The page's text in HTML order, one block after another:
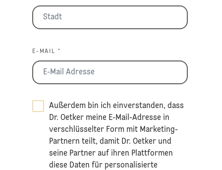
E-MAIL *
Außerdem bin ich einverstanden, dass
Dr. Oetker meine E-Mail-Adresse in
verschlüsselter Form mit Marketing-
Partnern teilt, damit Dr. Oetker und
seine Partner auf ihren Plattformen
diese Daten für personalisierte